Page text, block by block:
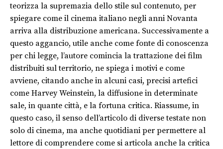
teorizza la supremazia dello stile sul contenuto, per
spiegare come il cinema italiano negli anni Novanta
arriva alla distribuzione americana. Successivamente a
questo aggancio, utile anche come fonte di conoscenza
per chi legge, l’autore comincia la trattazione dei film
distribuiti sul territorio, ne spiega i motivi e come
avviene, citando anche in alcuni casi, precisi artefici
come Harvey Weinstein, la diffusione in determinate
sale, in quante città, e la fortuna critica. Riassume, in
questo caso, il senso dell’articolo di diverse testate non
solo di cinema, ma anche quotidiani per permettere al
lettore di comprendere come si articola anche la critica